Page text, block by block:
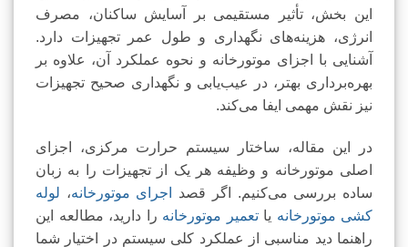
این بخش، تأثیر مستقیمی بر آسایش ساکنان، مصرف
انرژی، هزینه‌های نگهداری و طول عمر تجهیزات دارد.
آشنایی با اجزای موتورخانه و نحوه عملکرد آن، علاوه بر
بهره‌برداری بهتر، در عیب‌یابی و نگهداری صحیح تجهیزات
نیز نقش مهمی ایفا می‌کند.
در این مقاله، ساختار سیستم حرارت مرکزی، اجزای
اصلی موتورخانه و وظیفه هر یک از تجهیزات را به زبان
ساده بررسی می‌کنیم. اگر قصد
اجرای موتورخانه، لوله
کشی موتورخانه یاتعمیر موتورخانه را دارید، مطالعه این
راهنما دید مناسبی از عملکرد کلی سیستم در اختیار شما